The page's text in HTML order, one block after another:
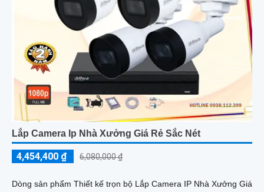
Lắp Camera Ip Nhà Xưởng Giá Rẻ Sắc Nét
4,454,400 ₫ 6,080,000 ₫
Dòng sản phẩm Thiết kế trọn bộ Lắp Camera IP Nhà Xưởng Giá